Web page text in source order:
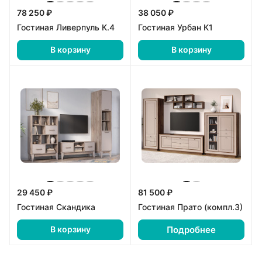
78 250 ₽
Гостиная Ливерпуль К.4
В корзину
38 050 ₽
Гостиная Урбан К1
В корзину
29 450 ₽
Гостиная Скандика
В корзину
81 500 ₽
Гостиная Прато (компл.3)
Подробнее